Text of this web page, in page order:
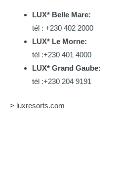
LUX* Belle Mare:
tél : +230 402 2000
LUX* Le Morne:
tél :+230 401 4000
LUX* Grand Gaube:
tél :+230 204 9191
> luxresorts.com